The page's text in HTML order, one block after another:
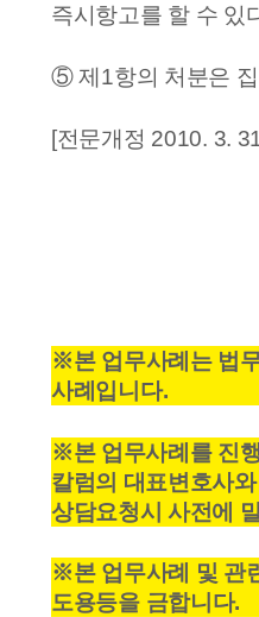
즉시항고를 할 수 있
⑤ 제1항의 처분은
[전문개정 2010. 3.
※본 업무사례는 법
사례입니다.
※본 업무사례를 진
칼럼의 대표변호사
상담요청시 사전에
※본 업무사례 및 관
도용등을 금합니다.